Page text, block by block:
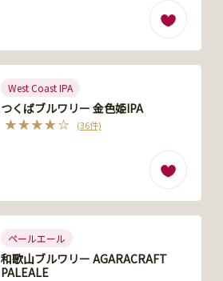
West Coast IPA
つくばブルワリー 金色姫IPA
(36件)
ペールエール
和歌山ブルワリー AGARACRAFT
PALEALE